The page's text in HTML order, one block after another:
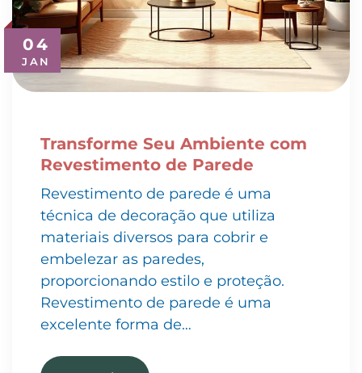
04
JAN
Transforme Seu Ambiente com
Revestimento de Parede
Revestimento de parede é uma
técnica de decoração que utiliza
materiais diversos para cobrir e
embelezar as paredes,
proporcionando estilo e proteção.
Revestimento de parede é uma
excelente forma de…